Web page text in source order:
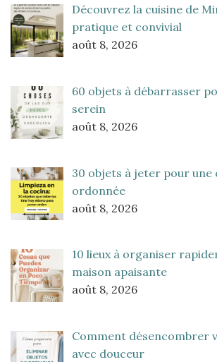
Découvrez la cuisine de
pratique et convivial
août 8, 2026
60 objets à débarrasser
serein
août 8, 2026
30 objets à jeter pour une
ordonnée
août 8, 2026
10 lieux à organiser
maison apaisante
août 8, 2026
Comment désencombrer
avec douceur